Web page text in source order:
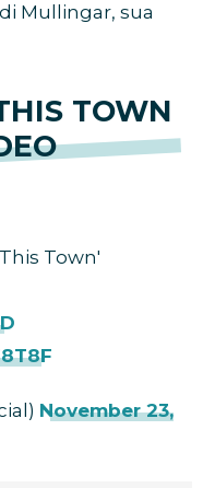
Mullingar, sua
TOWN
Town'
November 23,